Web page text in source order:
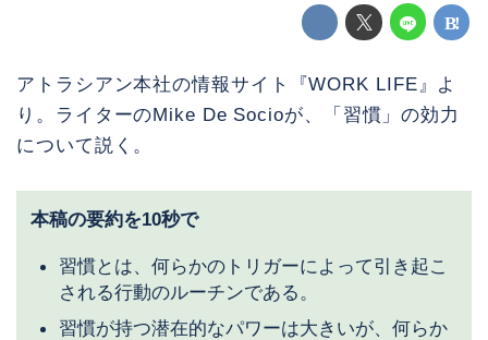
アトラシアン本社の情報サイト『WORK LIFE』よ
り。ライターのMike De Socioが、「習慣」の効力
について説く。
本稿の要約を10秒で
習慣とは、何らかのトリガーによって引き起こ
される行動のルーチンである。
習慣が持つ潜在的なパワーは大きいが、何らか